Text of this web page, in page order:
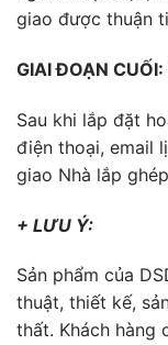
giao được thuận
GIAI ĐOẠN
Sau khi lắp đặt
điện thoại, email
giao Nhà lắp
+ LƯU Ý:
Sản phẩm của
thuật, thiết kế,
thất. Khách hàng